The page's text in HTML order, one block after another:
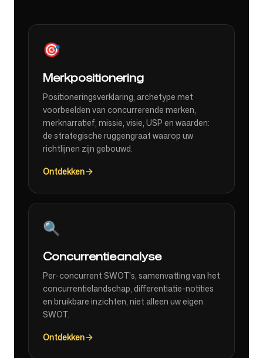
🎯
Merkpositionering
Positioneringsverklaring, archetype met
voorbeelden van concurrerende merken,
merknarratief, missie, visie, USP en waarden:
de strategische ruggengraat waarop uw
richtlijnen zijn gebouwd.
Ontdekken
🔍
Concurrentieanalyse
Per-concurrent SWOT's, samenvatting van het
concurrentielandschap, differentiatie-notities
en bruikbare inzichten, niet alleen uw eigen
SWOT.
Ontdekken